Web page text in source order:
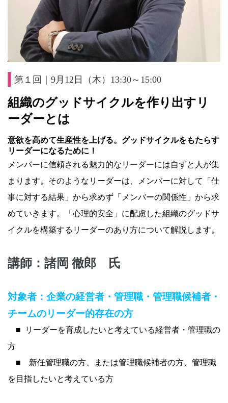
第１回｜9月12日（木）13:30～15:00
組織のグッドサイクルを作り出すリ
ーダーとは
意欲を高めて生産性を上げる。グッドサイクルをもたらす
リーダーになるために！
メンバーに信頼される魅力的なリーダーには自ずと人が集
まります。そのようなリーダーは、メンバーに対して「仕
事に対する結果」から求めず「メンバーの関係性」から求
めていきます。「心理的安全」に配慮した組織のグッドサ
イクルを構築するリーダーのあり方について解説します。
講師：諸岡 徹郎 氏
対象者： 企業の経営者・管理職・管理職候補者・
チームのリーダー的存在の方
■
リーダーを育成したいと考えている経営者・管理職の
方
■ 新任管理職の方、または管理職候補者の方、管理職
を 目指したいと考えている方